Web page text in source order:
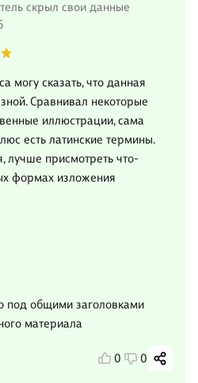
скрыл свои данные
могу сказать, что данная
Сравнивал некоторые
иллюстрации, сама
есть латинские термины.
лучше присмотреть что-
формах изложения
под общими заголовками
материала
0 0